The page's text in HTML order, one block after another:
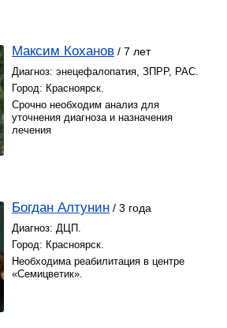
Максим Коханов / 7 лет
Диагноз: энецефалопатия, ЗПРР, РАС.
Город: Красноярск.
Срочно необходим анализ для
уточнения диагноза и назначения
лечения
Богдан Алтунин / 3 года
Диагноз: ДЦП.
Город: Красноярск.
Необходима реабилитация в центре
«Семицветик».